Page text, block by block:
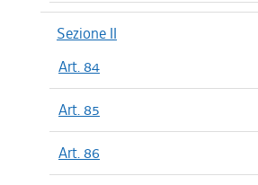
Sezione II
Art. 84
Art. 85
Art. 86